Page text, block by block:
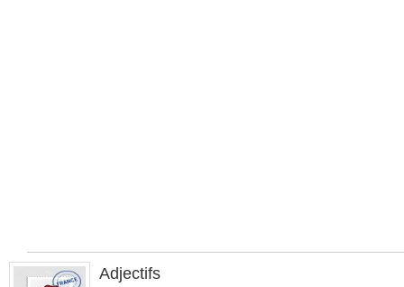
Adjectifs